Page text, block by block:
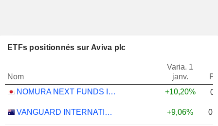
ETFs positionnés sur Aviva plc
Nom
Varia. 1
janv.
NOMURA NEXT FUNDS INTERNATIONAL EQUITY MSCI-KOKUSAI (YEN-HEDGED) ETF - JPY
+10,20%
VANGUARD INTERNATIONAL EQUITY INDEX FUNDS - VANGUARD FTSE ALL-WORLD EX-US ETF +9,06%